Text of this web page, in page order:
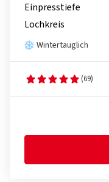
Einpresstiefe
Lochkreis
Wintertauglich
(69)